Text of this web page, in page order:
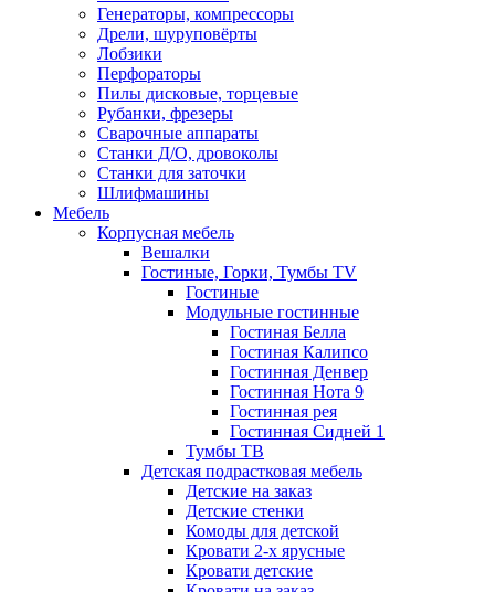
Генераторы, компрессоры
Дрели, шуруповёрты
Лобзики
Перфораторы
Пилы дисковые, торцевые
Рубанки, фрезеры
Сварочные аппараты
Станки Д/О, дровоколы
Станки для заточки
Шлифмашины
Мебель
Корпусная мебель
Вешалки
Гостиные, Горки, Тумбы TV
Гостиные
Модульные гостинные
Гостиная Белла
Гостиная Калипсо
Гостинная Денвер
Гостинная Нота 9
Гостинная рея
Гостинная Сидней 1
Тумбы ТВ
Детская подрастковая мебель
Детские на заказ
Детские стенки
Комоды для детской
Кровати 2-х ярусные
Кровати детские